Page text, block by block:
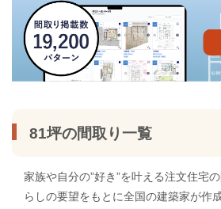
81坪の間取り一覧
家族や自分の”好き”を叶える注文住宅
らしの要望をもとに全国の建築家が作